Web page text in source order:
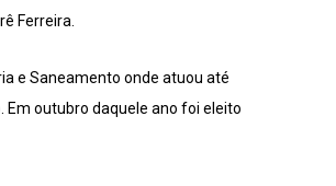
Ferreira.
e Saneamento onde atuou até
Em outubro daquele ano foi eleito